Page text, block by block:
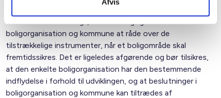
forekommer fornuftigt, da det er vigtigt for
boligorganisation og kommune at råde over de
tilstrækkelige instrumenter, når et boligområde skal
fremtidssikres. Det er ligeledes afgørende og bør tilsikres,
at den enkelte boligorganisation har den bestemmende
indflydelse i forhold til udviklingen, og at beslutninger i
boligorganisation og kommune kan tiltrædes af